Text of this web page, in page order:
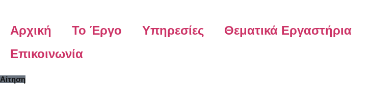
Αρχική Το Έργο Υπηρεσίες Θεματικά Εργαστήρια
Επικοινωνία
Αίτηση